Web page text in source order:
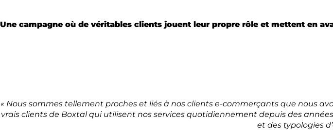
Une campagne où de véritables clients jouent leur propre rôle et mettent en
« Nous sommes tellement proches et liés à nos clients e-commerçants que nous
vrais clients de Boxtal qui utilisent nos services quotidiennement depuis des
et des typologies